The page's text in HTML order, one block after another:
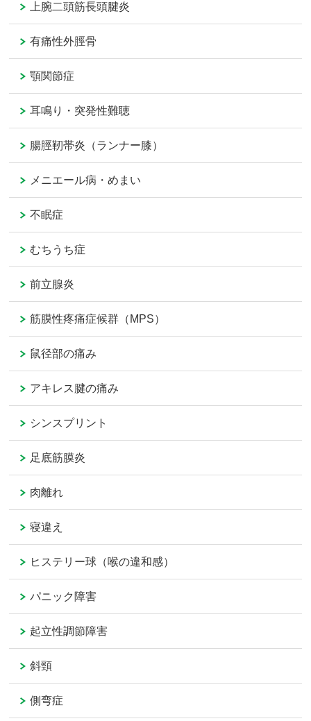
上腕二頭筋長頭腱炎
有痛性外脛骨
顎関節症
耳鳴り・突発性難聴
腸脛靭帯炎（ランナー膝）
メニエール病・めまい
不眠症
むちうち症
前立腺炎
筋膜性疼痛症候群（MPS）
鼠径部の痛み
アキレス腱の痛み
シンスプリント
足底筋膜炎
肉離れ
寝違え
ヒステリー球（喉の違和感）
パニック障害
起立性調節障害
斜頸
側弯症